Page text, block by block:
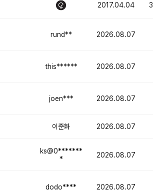
2017.04.04
rund** 2026.08.07
this****** 2026.08.07
joen*** 2026.08.07
이준화 2026.08.07
ks@0*******
*
2026.08.07
dodo**** 2026.08.07